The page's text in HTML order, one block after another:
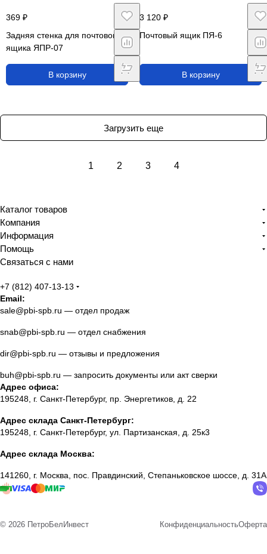
369 ₽
Задняя стенка для почтового
ящика ЯПР-07
В корзину
3 120 ₽
Почтовый ящик ПЯ-6
В корзину
Загрузить еще
1 2 3 4
Каталог товаров
Компания
Информация
Помощь
Связаться с нами
+7 (812) 407-13-13
Email:
sale@pbi-spb.ru — отдел продаж
snab@pbi-spb.ru — отдел снабжения
dir@pbi-spb.ru — отзывы и предложения
buh@pbi-spb.ru — запросить документы или акт сверки
Адрес офиса:
195248, г. Санкт-Петербург, пр. Энергетиков, д. 22
Адрес склада Санкт-Петербург:
195248, г. Санкт-Петербург, ул. Партизанская, д. 25к3
Адрес склада Москва:
141260, г. Москва, пос. Правдинский, Степаньковское шоссе, д. 31А
© 2026 ПетроБелИнвест КонфиденциальностьОферта